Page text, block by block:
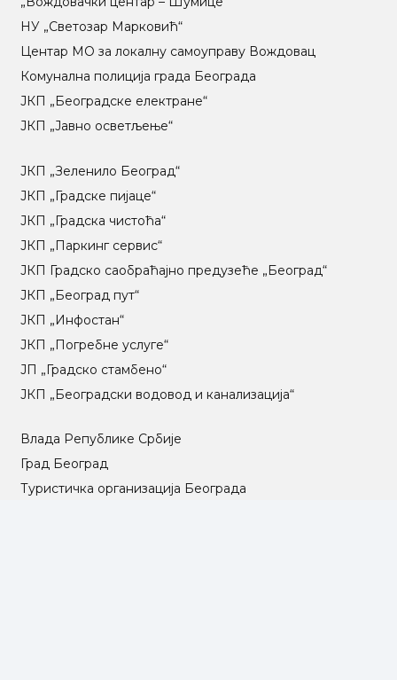
НУ „Светозар Марковић“
Центар МO за локалну самоуправу Вождовац
Комунална полиција града Београда
ЈКП „Београдске електране“
ЈКП „Јавно осветљење“
ЈКП „Зеленило Београд“
ЈКП „Градске пијаце“
ЈКП „Градска чистоћа“
ЈКП „Паркинг сервис“
ЈКП Градско саобраћајно предузеће „Београд“
ЈКП „Београд пут“
ЈКП „Инфостан“
ЈКП „Погребне услуге“
ЈП „Градско стамбено“
ЈКП „Београдски водовод и канализација“
Влада Републике Србије
Град Београд
Туристичка организација Београда